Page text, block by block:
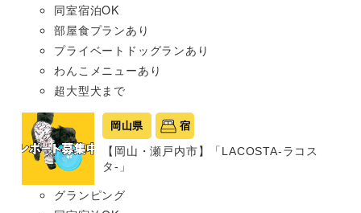
同室宿泊OK
部屋食プランあり
プライベートドッグランあり
わんこメニューあり
超大型犬まで
岡山県 宿
【岡山・瀬戸内市】「LACOSTA-ラコス
タ-」
グランピング